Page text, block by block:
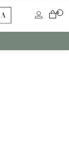
0